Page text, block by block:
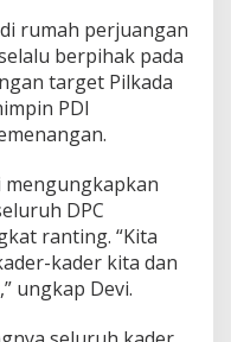
rumah perjuangan
berpihak pada
target Pilkada
PDI
DPC
ranting. “Kita
kader kita dan
ungkap Devi.